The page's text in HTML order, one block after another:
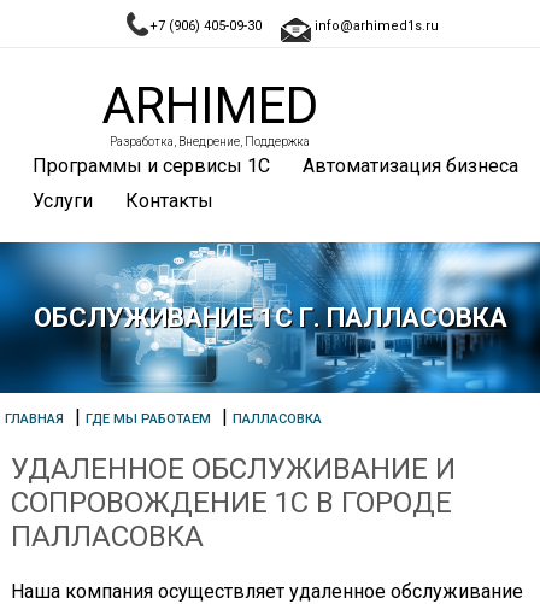
+7 (906) 405-09-30 info@arhimed1s.ru
ARHIMED
Разработка, Внедрение, Поддержка
Программы и сервисы 1С
Автоматизация бизнеса
Услуги
Контакты
ОБСЛУЖИВАНИЕ 1С Г. ПАЛЛАСОВКА
ГЛАВНАЯ |ГДЕ МЫ РАБОТАЕМ |ПАЛЛАСОВКА
УДАЛЕННОЕ ОБСЛУЖИВАНИЕ И
СОПРОВОЖДЕНИЕ 1С В ГОРОДЕ
ПАЛЛАСОВКА
Наша компания осуществляет удаленное обслуживание